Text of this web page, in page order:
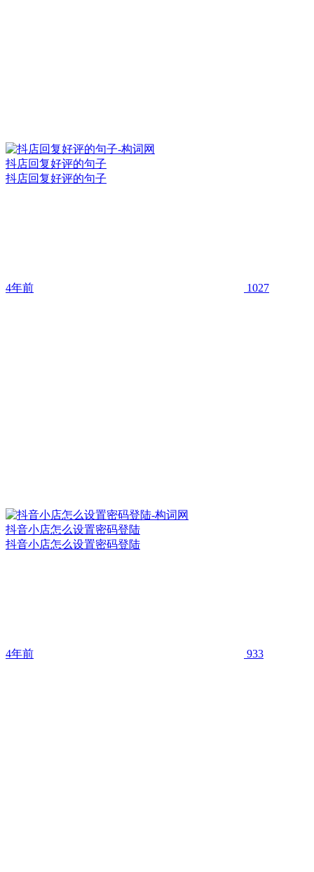
抖店回复好评的句子
抖店回复好评的句子
4年前 1027
抖音小店怎么设置密码登陆
抖音小店怎么设置密码登陆
4年前 933